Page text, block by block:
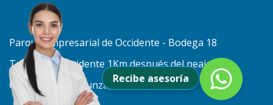
Parque empresarial de Occidente - Bodega 18
Troncal de Occidente 1Km después del peaje,
Costado Norte. Funza, Cundinamarca
Recibe asesoría